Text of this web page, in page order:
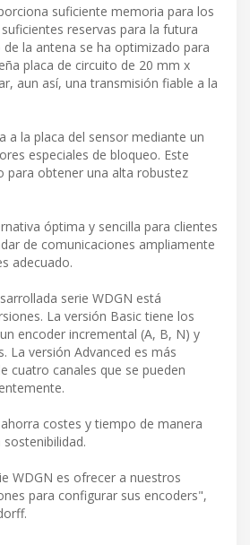
suficiente memoria para los
reservas para la futura
de la antena se ha optimizado para
placa de circuito de 20 mm x
aun así, una transmisión fiable a la
a la placa del sensor mediante un
especiales de bloqueo. Este
para obtener una alta robustez
óptima y sencilla para clientes
de comunicaciones ampliamente
adecuado.
serie WDGN está
La versión Basic tiene los
encoder incremental (A, B, N) y
La versión Advanced es más
cuatro canales que se pueden
costes y tiempo de manera
WDGN es ofrecer a nuestros
para configurar sus encoders",